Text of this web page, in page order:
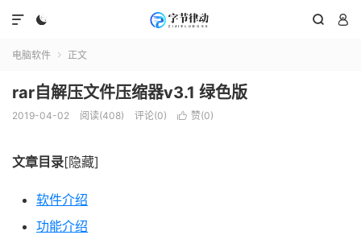
  

电脑软件  正文
rar自解压文件压缩器v3.1 绿色版
2019-04-02 阅读(408) 评论(0)  赞(0)
文章目录[隐藏]
软件介绍
功能介绍